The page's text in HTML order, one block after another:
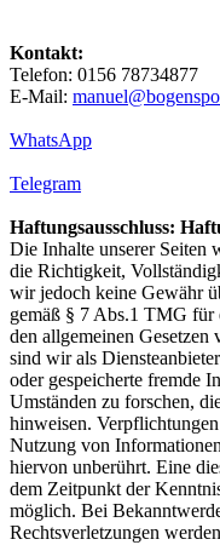
Kontakt:
Telefon: 0156 78734877‬
E-Mail:
WhatsApp
Telegram
Haftungsausschluss:
Die Inhalte unserer Seiten
die Richtigkeit,
wir jedoch keine Gewähr
gemäß § 7 Abs.1 TMG für
den allgemeinen
sind wir als
oder gespeicherte fremde
Umständen zu forschen,
hinweisen.
Nutzung von
hiervon unberührt. Eine
dem Zeitpunkt der
möglich. Bei
Rechtsverletzungen